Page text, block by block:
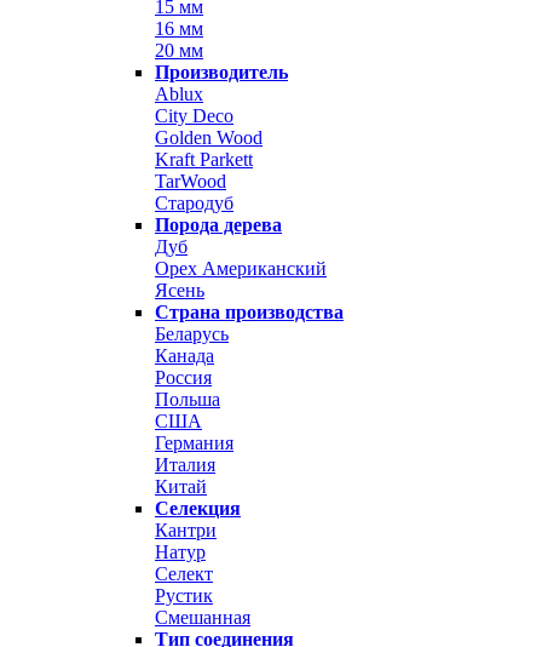
15 мм
16 мм
20 мм
Производитель
Ablux
City Deco
Golden Wood
Kraft Parkett
TarWood
Стародуб
Порода дерева
Дуб
Орех Американский
Ясень
Страна производства
Беларусь
Канада
Россия
Польша
США
Германия
Италия
Китай
Селекция
Кантри
Натур
Селект
Рустик
Смешанная
Тип соединения